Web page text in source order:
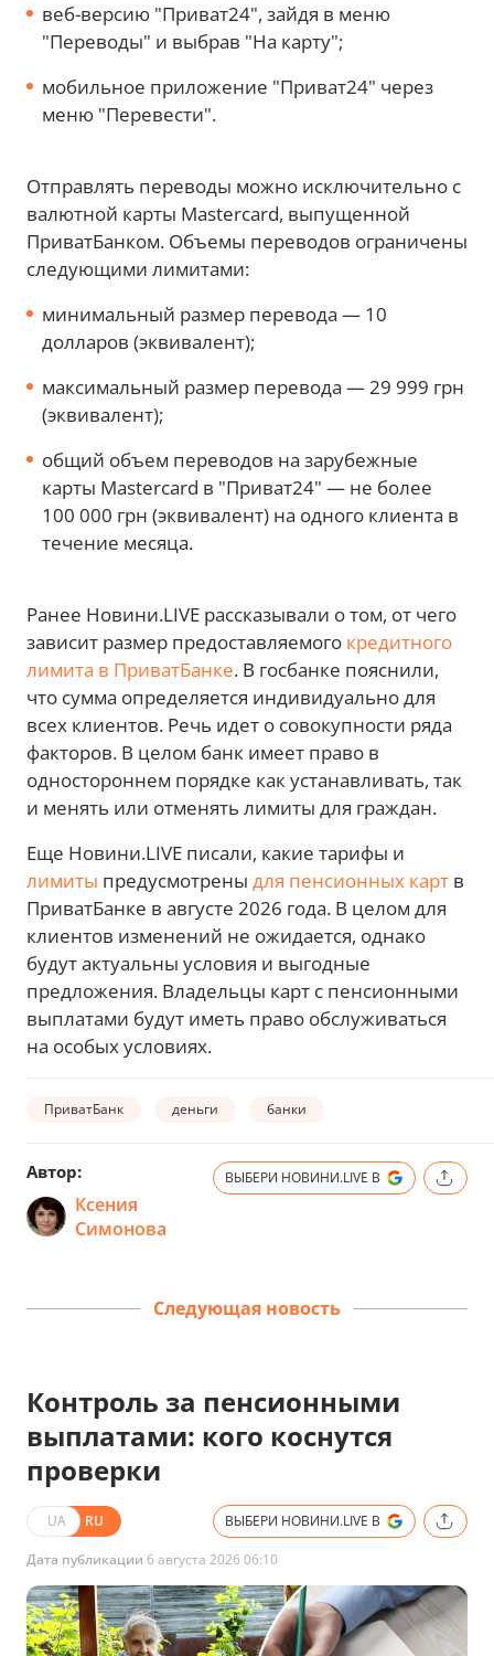
веб-версию "Приват24", зайдя в меню
"Переводы" и выбрав "На карту";
мобильное приложение "Приват24" через
меню "Перевести".
Отправлять переводы можно исключительно с
валютной карты Mastercard, выпущенной
ПриватБанком. Объемы переводов ограничены
следующими лимитами:
минимальный размер перевода — 10
долларов (эквивалент);
максимальный размер перевода — 29 999 грн
(эквивалент);
общий объем переводов на зарубежные
карты Mastercard в "Приват24" — не более
100 000 грн (эквивалент) на одного клиента в
течение месяца.
Ранее Новини.LIVE рассказывали о том, от чего
зависит размер предоставляемого кредитного
лимита в ПриватБанке. В госбанке пояснили,
что сумма определяется индивидуально для
всех клиентов. Речь идет о совокупности ряда
факторов. В целом банк имеет право в
одностороннем порядке как устанавливать, так
и менять или отменять лимиты для граждан.
Еще Новини.LIVE писали, какие тарифы и
лимиты предусмотрены для пенсионных карт в
ПриватБанке в августе 2026 года. В целом для
клиентов изменений не ожидается, однако
будут актуальны условия и выгодные
предложения. Владельцы карт с пенсионными
выплатами будут иметь право обслуживаться
на особых условиях.
ПриватБанк деньги банки
Автор:
Ксения
Симонова
ВЫБЕРИ НОВИНИ.LIVE В
Следующая новость
Контроль за пенсионными
выплатами: кого коснутся
проверки
UA RU ВЫБЕРИ НОВИНИ.LIVE В
Дата публикации 6 августа 2026 06:10